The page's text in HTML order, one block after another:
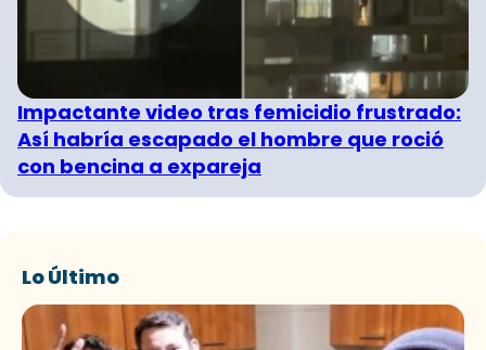
Impactante video tras femicidio frustrado:
Así habría escapado el hombre que roció
con bencina a expareja
Lo Último